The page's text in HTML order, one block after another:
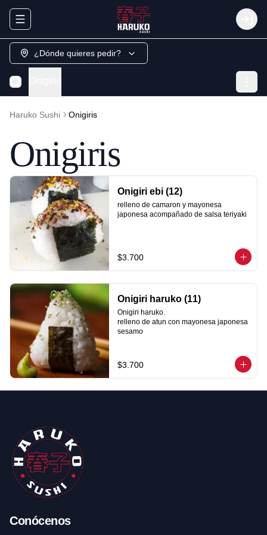
Abrir menu de navegación Login
¿Dónde quieres pedir?
Haruko Sushi Onigiris
Onigiris
Onigiri ebi (12)
relleno de camaron y mayonesa
japonesa acompañado de salsa teriyaki
$3.700
Onigiri haruko (11)
Onigiri haruko.
relleno de atun con mayonesa japonesa
sesamo
$3.700
Conócenos